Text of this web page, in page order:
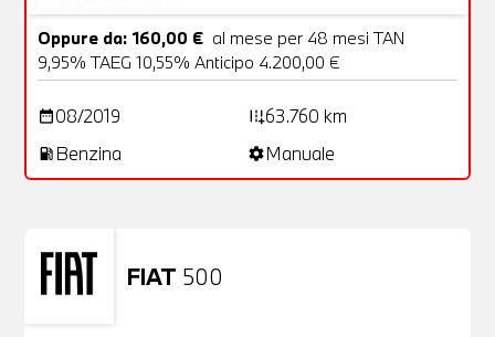
Oppure da: 160,00 € al mese per 48 mesi TAN
9,95% TAEG 10,55% Anticipo 4.200,00 €
date_range08/2019 add_road63.760 km
local_gas_station Benzina settingsManuale
FIAT 500
Usato